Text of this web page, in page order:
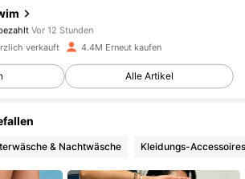
Follower
Vor 4 Stundengefolgt
Follower
verkauft 4.4M Erneut kaufen
Alle Artikel
& Nachtwäsche Kleidungs-Accessoires